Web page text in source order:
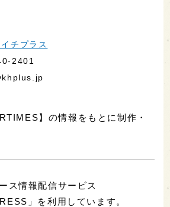
チプラス
2401
】の情報をもとに制作・
ス情報配信サービス
」を利用しています。